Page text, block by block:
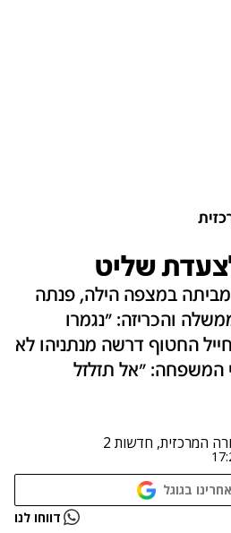
שליט
מביתה במצפה הילה, פנתה
והכריזה: "נגמרו
החטוף דרשה מנתניהו לא
המשפחה: "אל תזלזל
המרכזית, חדשות 2
בגוגל
דווחו לנו